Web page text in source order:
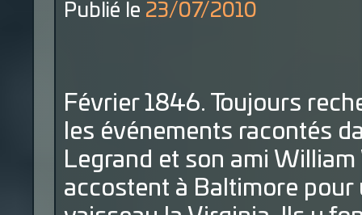
Publié le 23/07/2010
Février 1846. Toujours
les événements racontés
Legrand et son ami
accostent à Baltimore pour